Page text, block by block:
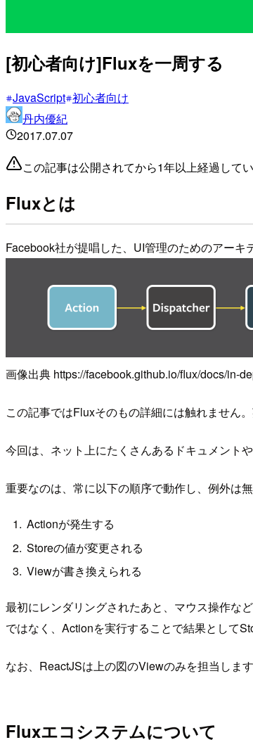
[初心者向け]Fluxを一周する
JavaScript 初心者向け
丹内優紀
2017.07.07
この記事は公開されてから1年以上経過して
Fluxとは
Facebook社が提唱した、UI管理のためのアーキ
画像出典 https://facebook.github.io/flux/docs/in-
この記事ではFluxそのもの詳細には触れません
今回は、ネット上にたくさんあるドキュメント
重要なのは、常に以下の順序で動作し、例外は無
Actionが発生する
Storeの値が変更される
Viewが書き換えられる
最初にレンダリングされたあと、マウス操作な
ではなく、Actionを実行することで結果として
なお、ReactJSは上の図のViewのみを担当します
Fluxエコシステムについて